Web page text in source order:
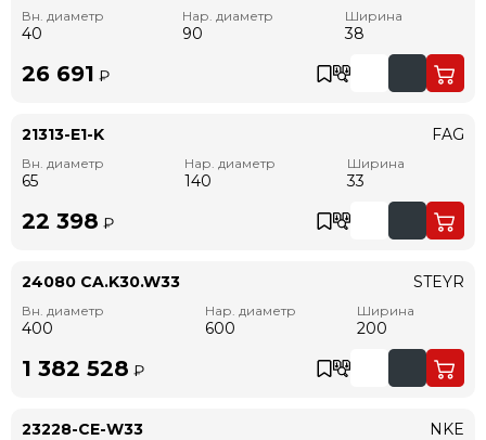
Вн. диаметр
40
Нар. диаметр
90
Ширина
38
26 691 ₽
21313-E1-K
Вн. диаметр
65
Нар. диаметр
140
Ширина
33
FAG
22 398 ₽
24080 CA.K30.W33
Вн. диаметр
400
Нар. диаметр
600
Ширина
200
STEYR
1 382 528 ₽
23228-CE-W33 NKE